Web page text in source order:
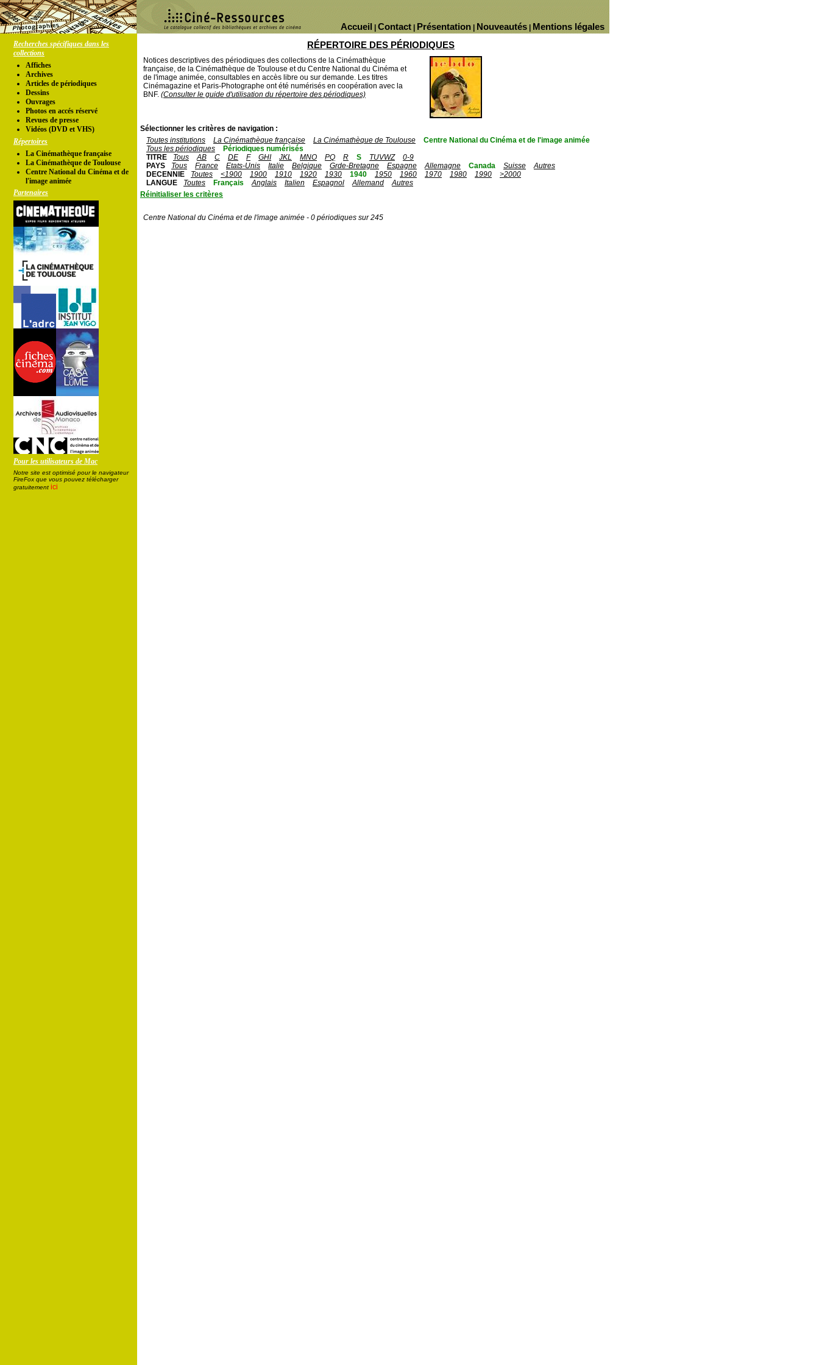
Mentions légales
Nouveautés
Présentation
Contact
Accueil
Recherches spécifiques dans les
collections
Affiches
Archives
Articles de périodiques
Dessins
Ouvrages
Photos en accés réservé
Revues de presse
Vidéos (DVD et VHS)
Répertoires
La Cinémathèque française
La Cinémathèque de Toulouse
Centre National du Cinéma et de
l'image animée
Partenaires
Pour les utilisateurs de Mac
Notre site est optimisé pour le navigateur
FireFox que vous pouvez télécharger
gratuitement ici
RÉPERTOIRE DES PÉRIODIQUES
Notices descriptives des périodiques des collections de la Cinémathèque
française, de la Cinémathèque de Toulouse et du Centre National du Cinéma et
de l'image animée, consultables en accès libre ou sur demande. Les titres
Cinémagazine et Paris-Photographe ont été numérisés en coopération avec la
BNF. (Consulter le guide d'utilisation du répertoire des périodiques)
Sélectionner les critères de navigation :
Toutes institutions
La Cinémathèque française La Cinémathèque de Toulouse
Centre National du Cinéma et de l'image animée
Tous les périodiques
Périodiques numérisés
TITRE
Tous AB C DE F GHI JKL MNO PQ R S TUVWZ
0-9
PAYS
Tous France Etats-Unis Italie Belgique Grde-Bretagne Espagne Allemagne Canada Suisse
Autres
DECENNIE
Toutes <1900 1900 1910 1920 1930 1940 1950 1960 1970 1980 1990
>2000
LANGUE
Toutes Français Anglais Italien Espagnol Allemand
Autres
Réinitialiser les critères
Centre National du Cinéma et de l'image animée - 0 périodiques sur 245